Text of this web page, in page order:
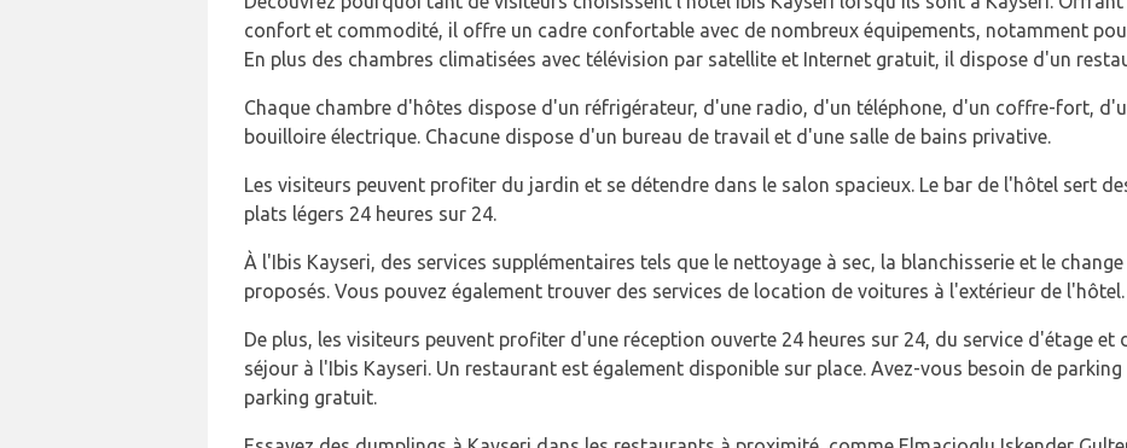
confort et commodité, il offre un cadre confortable avec de nombreux équipements, notamment
En plus des chambres climatisées avec télévision par satellite et Internet gratuit, il dispose d'un
Chaque chambre d'hôtes dispose d'un réfrigérateur, d'une radio, d'un téléphone, d'un coffre-fort,
bouilloire électrique. Chacune dispose d'un bureau de travail et d'une salle de bains privative.
Les visiteurs peuvent profiter du jardin et se détendre dans le salon spacieux. Le bar de l'hôtel sert
plats légers 24 heures sur 24.
À l'Ibis Kayseri, des services supplémentaires tels que le nettoyage à sec, la blanchisserie et le
proposés. Vous pouvez également trouver des services de location de voitures à l'extérieur de l'hôtel.
De plus, les visiteurs peuvent profiter d'une réception ouverte 24 heures sur 24, du service d'étage
séjour à l'Ibis Kayseri. Un restaurant est également disponible sur place. Avez-vous besoin de parking
parking gratuit.